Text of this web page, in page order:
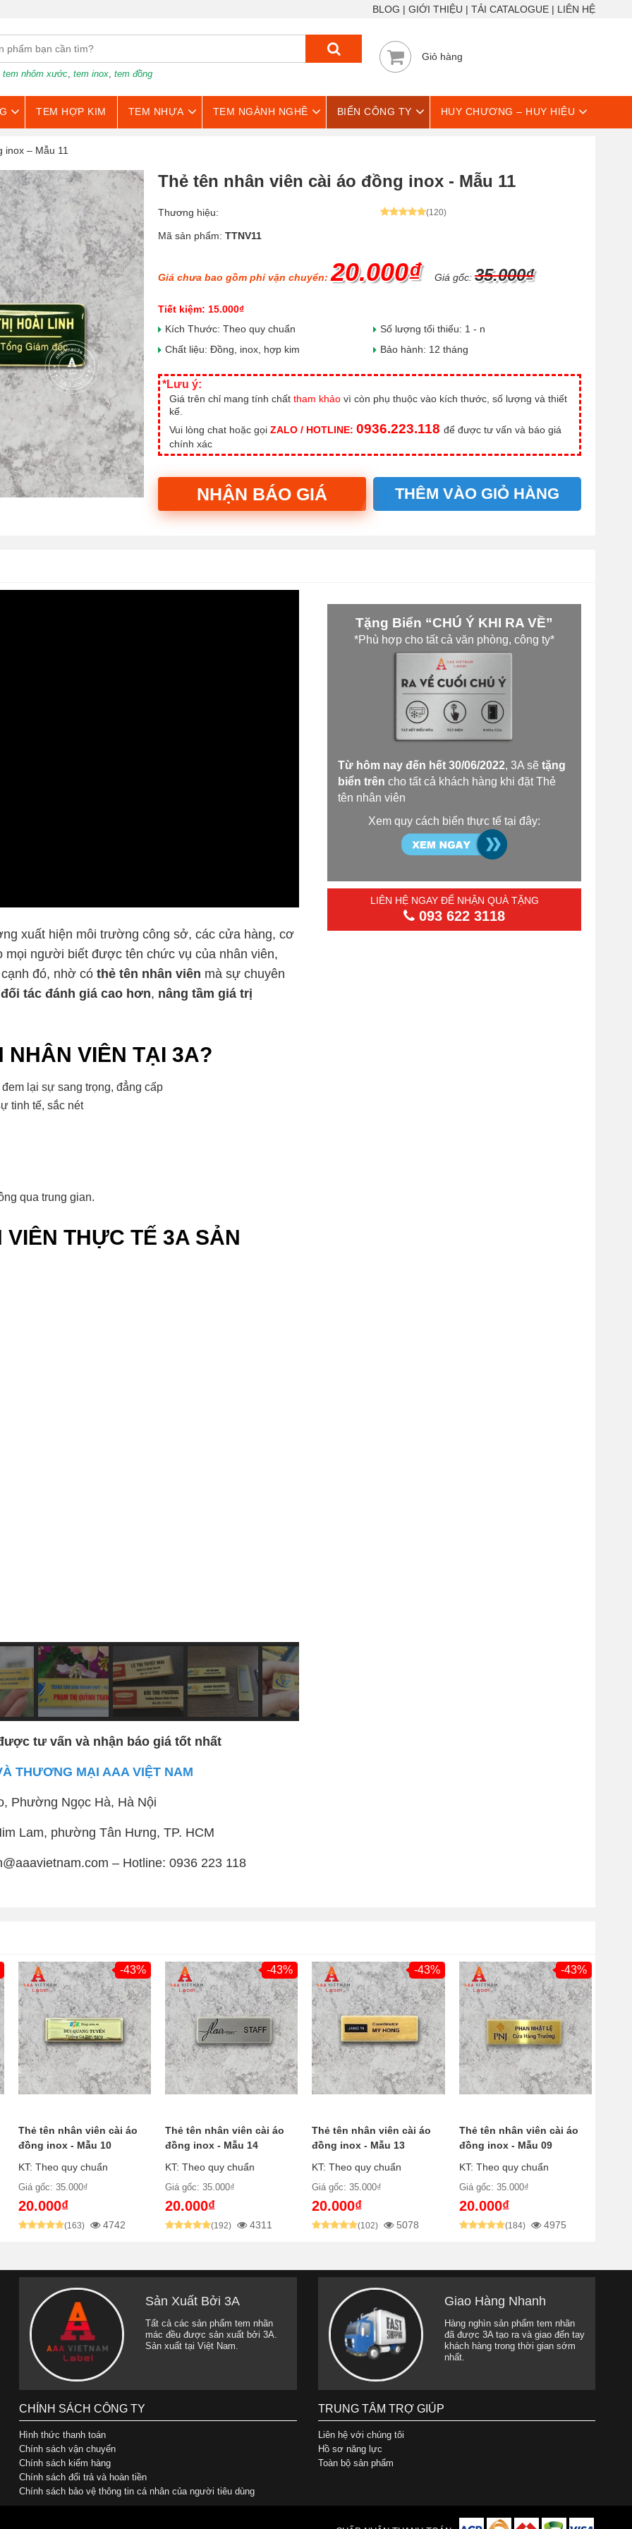
BLOG GIỚI THIỆU TẢI CATALOGUE LIÊN HỆ
tem nhôm xước, tem inox, tem đồng
Giỏ hàng
TEM HỢP KIM TEM NHỰA TEM NGÀNH NGHỀ BIỂN CÔNG TY HUY CHƯƠNG – HUY HIỆU
inox – Mẫu 11
Thẻ tên nhân viên cài áo đồng inox - Mẫu 11
Thương hiệu: (120)
Mã sản phẩm: TTNV11
Giá chưa bao gồm phí vận chuyển:20.000₫ Giá gốc: 35.000₫
Tiết kiệm: 15.000₫
Kích Thước: Theo quy chuẩn
Chất liệu: Đồng, inox, hợp kim
Số lượng tối thiểu: 1 - n
Bảo hành: 12 tháng
*Lưu ý:
Giá trên chỉ mang tính chất tham khảo vì còn phụ thuộc vào kích thước, số lượng và thiết
kế.
Vui lòng chat hoặc gọi ZALO / HOTLINE: 0936.223.118 để được tư vấn và báo giá
chính xác
NHẬN BÁO GIÁ THÊM VÀO GIỎ HÀNG
xuất hiện môi trường công sở, các cửa hàng, cơ
mọi người biết được tên chức vụ của nhân viên,
đó, nhờ có thẻ tên nhân viên mà sự chuyên
đối tác đánh giá cao hơn, nâng tầm giá trị
NHÂN VIÊN TẠI 3A?
lại sự sang trọng, đẳng cấp
tinh tế, sắc nét
qua trung gian.
THỰC TẾ 3A SẢN
tư vấn và nhận báo giá tốt nhất
THƯƠNG MẠI AAA VIỆT NAM
Phường Ngọc Hà, Hà Nội
Lam, phường Tân Hưng, TP. HCM
– Hotline: 0936 223 118
Tặng Biển “CHÚ Ý KHI RA VỀ”
*Phù hợp cho tất cả văn phòng, công ty*
Từ hôm nay đến hết 30/06/2022, 3A sẽ tặng
biển trên cho tất cả khách hàng khi đặt Thẻ
tên nhân viên
Xem quy cách biển thực tế tại đây:
LIÊN HỆ NGAY ĐỂ NHẬN QUÀ TẶNG
093 622 3118
-43%
Thẻ tên nhân viên cài áo
đồng inox - Mẫu 10
KT: Theo quy chuẩn
Giá gốc: 35.000₫
20.000₫
(163) 4742
-43%
Thẻ tên nhân viên cài áo
đồng inox - Mẫu 14
KT: Theo quy chuẩn
Giá gốc: 35.000₫
20.000₫
(192) 4311
-43%
Thẻ tên nhân viên cài áo
đồng inox - Mẫu 13
KT: Theo quy chuẩn
Giá gốc: 35.000₫
20.000₫
(102) 5078
-43%
Thẻ tên nhân viên cài áo
đồng inox - Mẫu 09
KT: Theo quy chuẩn
Giá gốc: 35.000₫
20.000₫
(184) 4975
Sản Xuất Bởi 3A
Tất cả các sản phẩm tem nhãn
mác đều được sản xuất bởi 3A.
Sản xuất tại Việt Nam.
Giao Hàng Nhanh
Hàng nghìn sản phẩm tem nhãn
đã được 3A tạo ra và giao đến tay
khách hàng trong thời gian sớm
nhất.
CHÍNH SÁCH CÔNG TY
Hình thức thanh toán
Chính sách vận chuyển
Chính sách kiểm hàng
Chính sách đổi trả và hoàn tiền
Chính sách bảo vệ thông tin cá nhân của người tiêu dùng
TRUNG TÂM TRỢ GIÚP
Liên hệ với chúng tôi
Hồ sơ năng lực
Toàn bộ sản phẩm